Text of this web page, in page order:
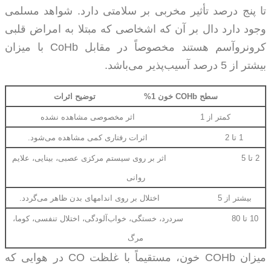
تا پنج درصد تأثیر مخربی بر سلامتی دارد. شواهد مسلمی
وجود دارد دال بر آن که اشخاصی که مبتلا به امراض قلبی
کرونروآسم هستند مخصوصاً در مقابل CoHb با میزان
بیشتر از 5 درصد آسیب‌پذیر می‌باشد.
سطحCOHb خون 1% توضیح اثرات
کمتر از 1 اثر مخصوصی مشاهده نشده
1 تا 2 اثرات رفتاری کمی مشاهده می‌شود.
2 تا 5 اثر بر روی سیستم مرکزی عصبی، بینایی، علایم
روانی
بیشتر از 5 اختلال بر روی اندامهای بدن ظاهر می‌گردد.
10 تا 80 سردرد، خستگی، خواب‌آلودگی، اختلال تنفسی، کوما،
مرگ
میزانCOHb خون، مستقیماً با غلظت CO در هوایی که